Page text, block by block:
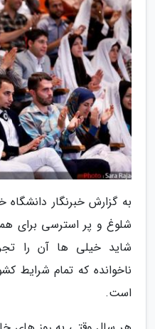
به گزارش خبرنگار دانشگاه
شلوغ و پر استرسی برای
شاید خیلی ها آن را
ناخوانده که تمام شرایط
است.